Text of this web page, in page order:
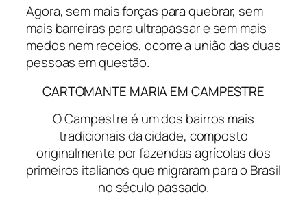
Agora, sem mais forças para quebrar, sem
mais barreiras para ultrapassar e sem mais
medos nem receios, ocorre a união das duas
pessoas em questão.
CARTOMANTE MARIA EM CAMPESTRE
O Campestre é um dos bairros mais
tradicionais da cidade, composto
originalmente por fazendas agrícolas dos
primeiros italianos que migraram para o Brasil
no século passado.